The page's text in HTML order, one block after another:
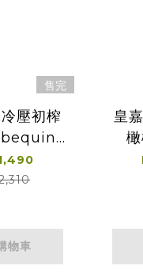
售完
壓初榨
贈皇嘉
物車
皇